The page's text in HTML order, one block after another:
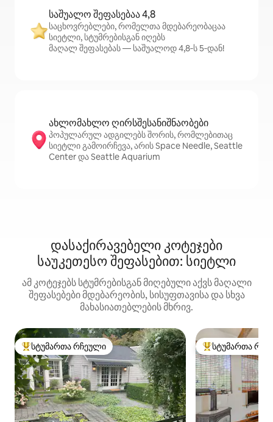
საშუალო შეფასებაა 4,8
საცხოვრებლები, რომელთა მდებარეობაცაა
სიეტლი, სტუმრებისგან იღებს
მაღალ შეფასებას — საშუალოდ 4,8‑ს 5‑დან!
ახლომახლო ღირსშესანიშნაობები
პოპულარულ ადგილებს შორის, რომლებითაც
სიეტლი გამოირჩევა, არის Space Needle, Seattle
Center და Seattle Aquarium
დასაქირავებელი კოტეჯები
საუკეთესო შეფასებით: სიეტლი
ამ კოტეჯებს სტუმრებისგან მიღებული აქვს მაღალი
შეფასებები მდებარეობის, სისუფთავისა და სხვა
მახასიათებლების მხრივ.
სტუმართა რჩეული მოწინავე ვარიანტი
სტუმართა რჩეული სტუმართა
სტუმართა